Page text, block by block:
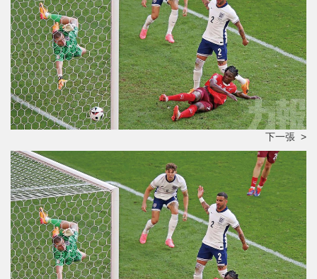
下一張 >